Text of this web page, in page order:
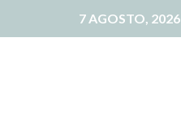
7 AGOSTO, 2026